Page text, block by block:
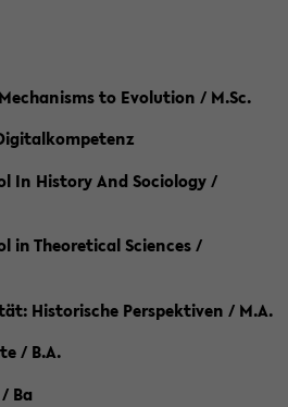
to Evolution / M.Sc.
In History And Sociology /
in Theoretical Sciences /
Historische Perspektiven / M.A.
/ B.A.
Ba